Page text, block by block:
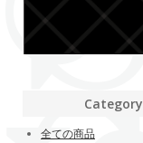
Category
全ての商品